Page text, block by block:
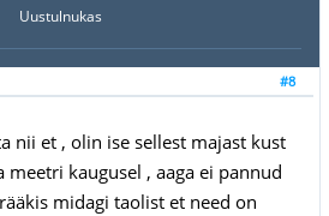
Uustulnukas
#8
nii et , olin ise sellest majast kust
kaugusel , aaga ei pannud
midagi taolist et need on